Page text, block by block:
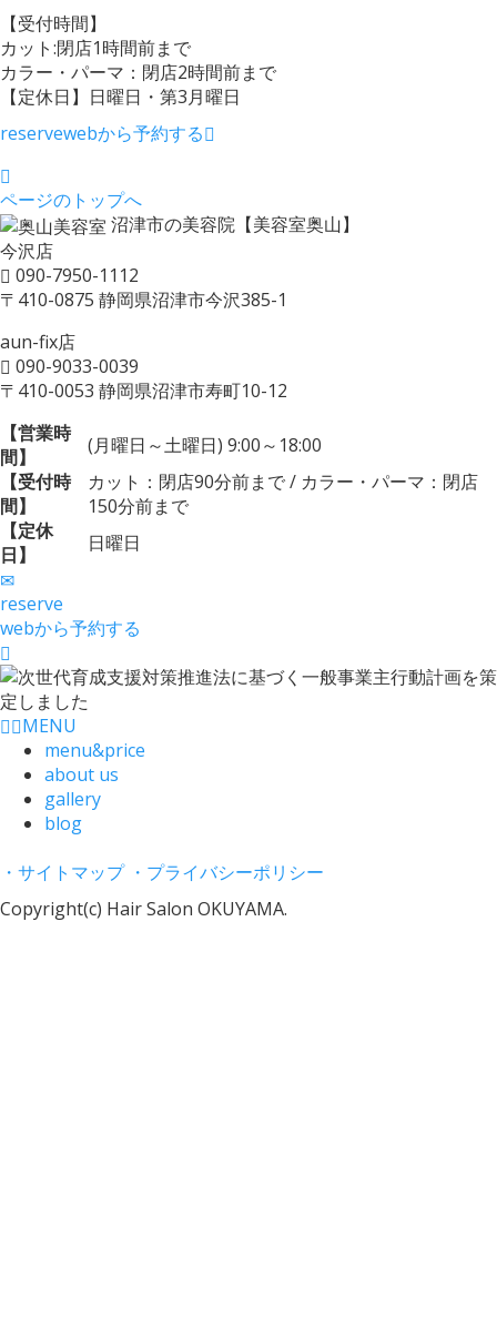
【受付時間】
カット:閉店1時間前まで
カラー・パーマ：閉店2時間前まで
【定休日】日曜日・第3月曜日
reservewebから予約する
ページのトップへ
沼津市の美容院【美容室奥山】
今沢店
090-7950-1112
〒410-0875 静岡県沼津市今沢385-1
aun-fix店
090-9033-0039
〒410-0053 静岡県沼津市寿町10-12
【営業時
間】
(月曜日～土曜日) 9:00～18:00
【受付時
間】
カット：閉店90分前まで / カラー・パーマ：閉店
150分前まで
【定休
日】
日曜日
reserve
webから予約する
MENU
menu&price
about us
gallery
blog
・サイトマップ ・プライバシーポリシー
Copyright(c) Hair Salon OKUYAMA.